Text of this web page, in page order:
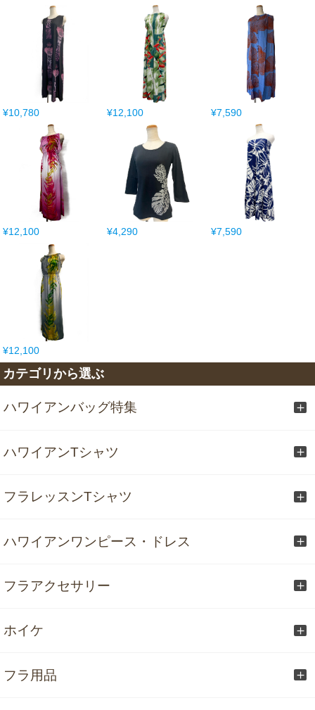
¥10,780 ¥12,100 ¥7,590
¥12,100 ¥4,290 ¥7,590
¥12,100
カテゴリから選ぶ
ハワイアンバッグ特集
ハワイアンTシャツ
フラレッスンTシャツ
ハワイアンワンピース・ドレス
フラアクセサリー
ホイケ
フラ用品